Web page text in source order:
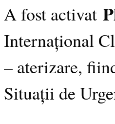
A fost activat
Internațional
– aterizare,
Situații de